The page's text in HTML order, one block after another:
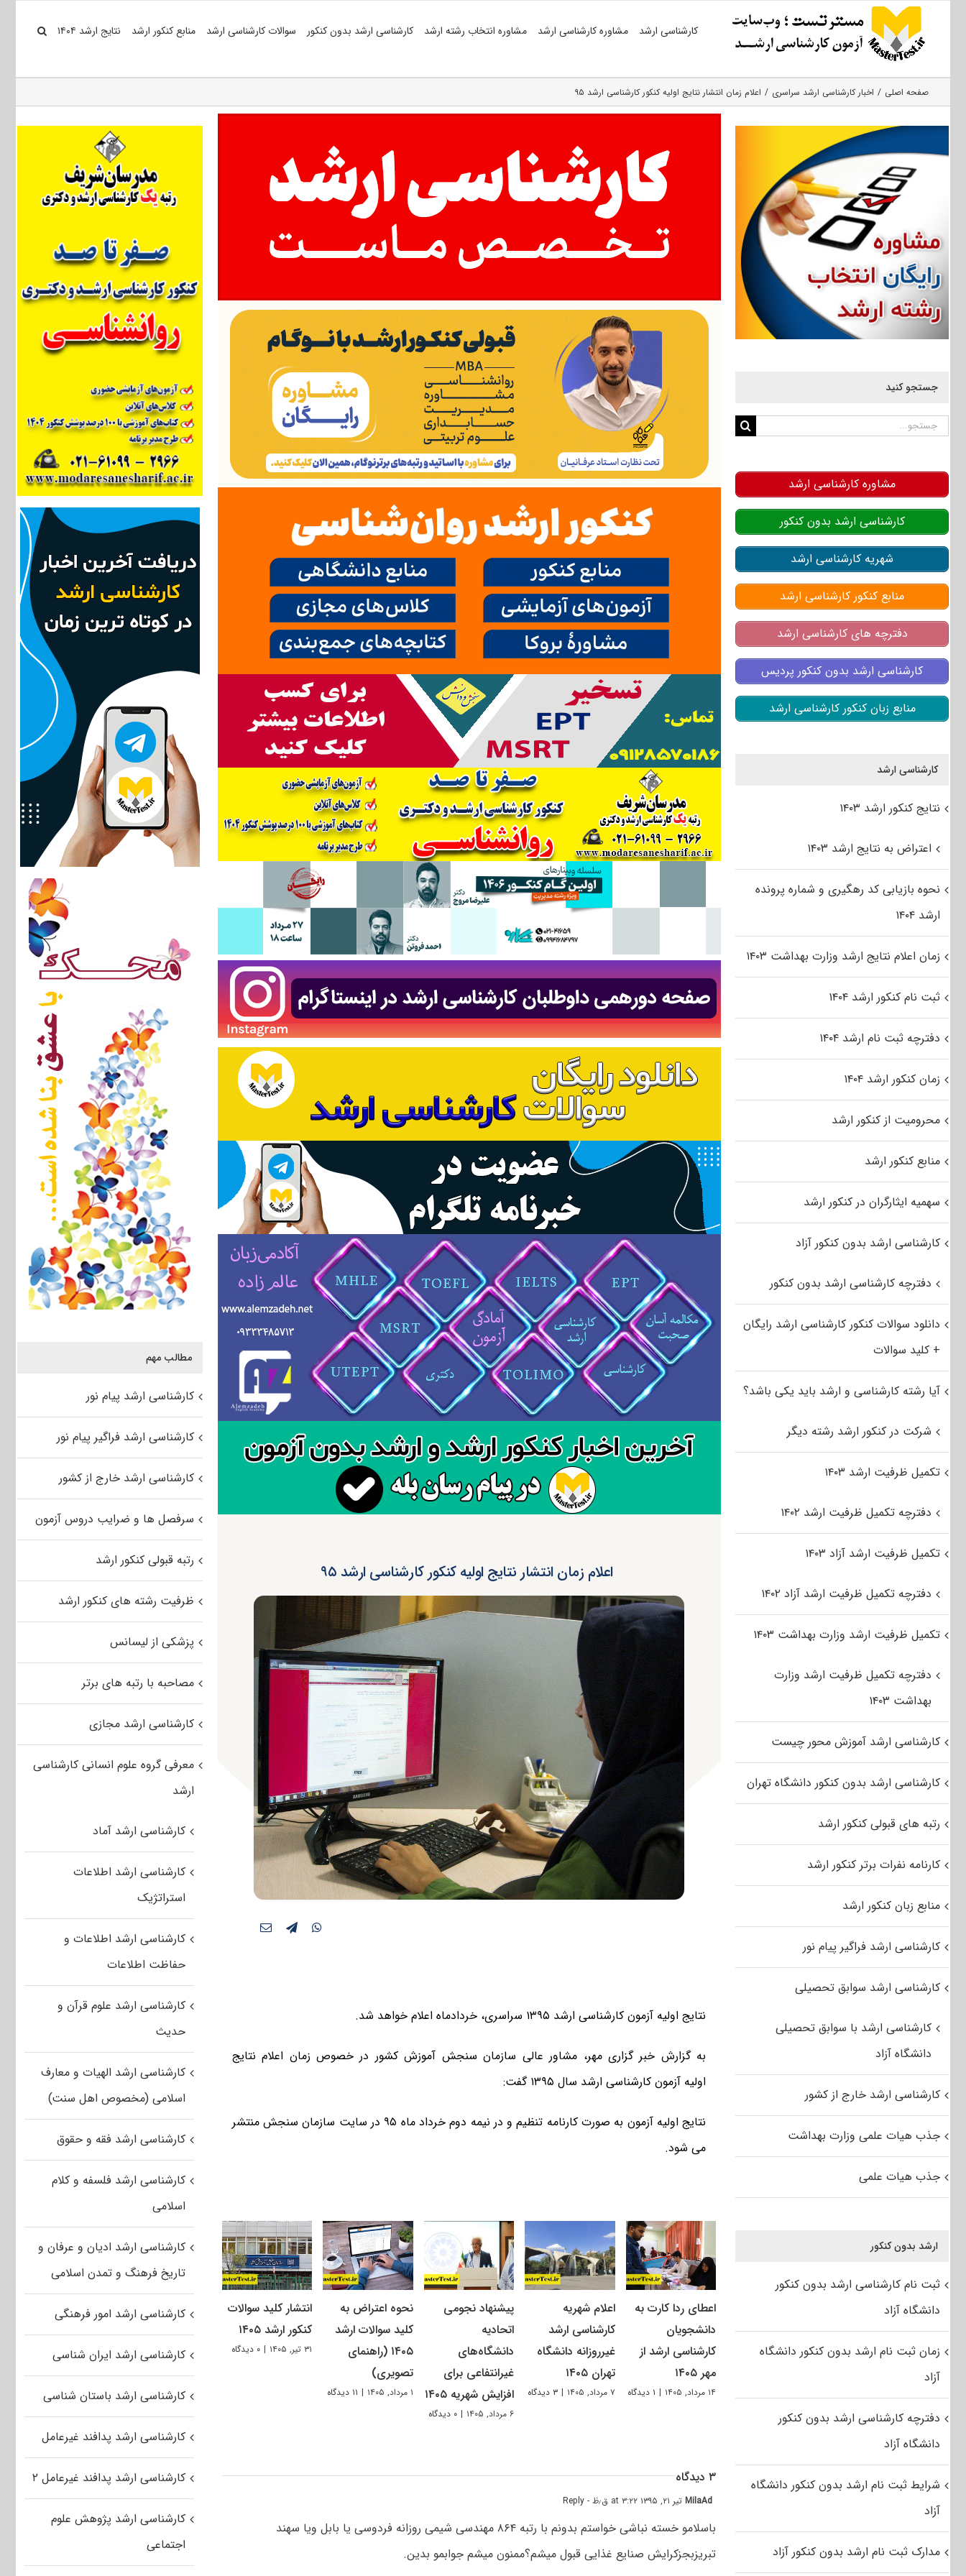
کارشناسی ارشد مشاوره کارشناسی ارشد مشاوره انتخاب رشته ارشد کارشناسی ارشد بدون کنکور سوالات کارشناسی ارشد منابع کنکور ارشد نتایج ارشد ۱۴۰۴
صفحه اصلی اخبار کارشناسی ارشد سراسری اعلام زمان انتشار نتایج اولیه کنکور کارشناسی ارشد ۹۵
اعلام زمان انتشار نتایج اولیه کنکور کارشناسی ارشد ۹۵
نتایج اولیه آزمون کارشناسی ارشد ۱۳۹۵ سراسری، خردادماه اعلام خواهد شد.
به گزارش خبر گزاری مهر، مشاور عالی سازمان سنجش آموزش کشور در خصوص زمان اعلام نتایج
اولیه آزمون کارشناسی ارشد سال ۱۳۹۵ گفت:
نتایج اولیه آزمون به صورت کارنامه تنظیم و در نیمه دوم خرداد ماه ۹۵ در سایت سازمان سنجش منتشر
می شود.
اعطای ردا کارت به
دانشجویان
کارشناسی ارشد از
مهر ۱۴۰۵
۱۴ مرداد, ۱۴۰۵ | ۱ دیدگاه
اعلام شهریه
کارشناسی ارشد
غیرروزانه دانشگاه
تهران ۱۴۰۵
۷ مرداد, ۱۴۰۵ | ۳ دیدگاه
پیشنهاد نجومی
اتحادیه
دانشگاه‌های
غیرانتفاعی برای
افزایش شهریه ۱۴۰۵
۶ مرداد, ۱۴۰۵ | ۰ دیدگاه
نحوه اعتراض به
کلید سوالات ارشد
۱۴۰۵ (راهنمای
تصویری)
۱ مرداد, ۱۴۰۵ | ۱۱ دیدگاه
انتشار کلید سوالات
کنکور ارشد ۱۴۰۵
۳۱ تیر, ۱۴۰۵ | ۰ دیدگاه
۳ دیدگاه
MilaAd تیر ۲۱, ۱۳۹۵ at ۳:۲۲ ق٫ظ - Reply
باسلامو خسته نباشی خواستم بدونم با رتبه ۸۶۴ مهندسی شیمی روزانه فردوسی یا بابل ویا سهند
تبریزبجزکرایش صنایع غذایی قبول میشم؟ممنون میشم جوابمو بدین.
مطالب مهم
کارشناسی ارشد پیام نور
کارشناسی ارشد فراگیر پیام نور
کارشناسی ارشد خارج از کشور
سرفصل ها و ضرایب دروس آزمون
رتبه قبولی کنکور ارشد
ظرفیت رشته های کنکور ارشد
پزشکی از لیسانس
مصاحبه با رتبه های برتر
کارشناسی ارشد مجازی
معرفی گروه علوم انسانی کارشناسی
ارشد
کارشناسی ارشد آماد
کارشناسی ارشد اطلاعات
استراتژیک
کارشناسی ارشد اطلاعات و
حفاظت اطلاعات
کارشناسی ارشد علوم قرآن و
حدیث
کارشناسی ارشد الهیات و معارف
اسلامی (مخصوص اهل سنت)
کارشناسی ارشد فقه و حقوق
کارشناسی ارشد فلسفه و کلام
اسلامی
کارشناسی ارشد ادیان و عرفان و
تاریخ فرهنگ و تمدن اسلامی
کارشناسی ارشد امور فرهنگی
کارشناسی ارشد ایران شناسی
کارشناسی ارشد باستان شناسی
کارشناسی ارشد پدافند غیرعامل
کارشناسی ارشد پدافند غیرعامل ۲
کارشناسی ارشد پژوهش علوم
اجتماعی
جستجو کنید
جستجو
مشاوره کارشناسی ارشد
کارشناسی ارشد بدون کنکور
شهریه کارشناسی ارشد
منابع کنکور کارشناسی ارشد
دفترچه های کارشناسی ارشد
کارشناسی ارشد بدون کنکور پردیس
منابع زبان کنکور کارشناسی ارشد
کارشناسی ارشد
نتایج کنکور ارشد ۱۴۰۳
اعتراض به نتایج ارشد ۱۴۰۳
نحوه بازیابی کد رهگیری و شماره پرونده
ارشد ۱۴۰۴
زمان اعلام نتایج ارشد وزارت بهداشت ۱۴۰۳
ثبت نام کنکور ارشد ۱۴۰۴
دفترچه ثبت نام ارشد ۱۴۰۴
زمان کنکور ارشد ۱۴۰۴
محرومیت از کنکور ارشد
منابع کنکور ارشد
سهمیه ایثارگران در کنکور ارشد
کارشناسی ارشد بدون کنکور آزاد
دفترچه کارشناسی ارشد بدون کنکور
دانلود سوالات کنکور کارشناسی ارشد رایگان
+ کلید سوالات
آیا رشته کارشناسی و ارشد باید یکی باشد؟
شرکت در کنکور ارشد رشته دیگر
تکمیل ظرفیت ارشد ۱۴۰۳
دفترچه تکمیل ظرفیت ارشد ۱۴۰۲
تکمیل ظرفیت ارشد آزاد ۱۴۰۳
دفترچه تکمیل ظرفیت ارشد آزاد ۱۴۰۲
تکمیل ظرفیت ارشد وزارت بهداشت ۱۴۰۳
دفترچه تکمیل ظرفیت ارشد وزارت
بهداشت ۱۴۰۳
کارشناسی ارشد آموزش محور چیست
کارشناسی ارشد بدون کنکور دانشگاه تهران
رتبه های قبولی کنکور ارشد
کارنامه نفرات برتر کنکور ارشد
منابع زبان کنکور ارشد
کارشناسی ارشد فراگیر پیام نور
کارشناسی ارشد سوابق تحصیلی
کارشناسی ارشد با سوابق تحصیلی
دانشگاه آزاد
کارشناسی ارشد خارج از کشور
جذب هیات علمی وزارت بهداشت
جذب هیات علمی
ارشد بدون کنکور
ثبت نام کارشناسی ارشد بدون کنکور
دانشگاه آزاد
زمان ثبت نام ارشد بدون کنکور دانشگاه
آزاد
دفترچه کارشناسی ارشد بدون کنکور
دانشگاه آزاد
شرایط ثبت نام ارشد بدون کنکور دانشگاه
آزاد
مدارک ثبت نام ارشد بدون کنکور آزاد